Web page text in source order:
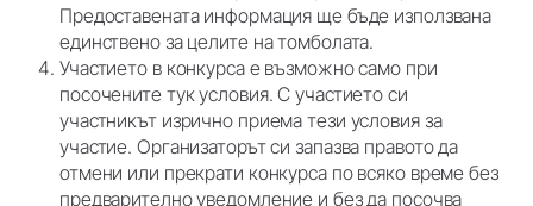
Предоставената информация ще бъде използвана
единствено за целите на томболата.
Участието в конкурса е възможно само при
посочените тук условия. С участието си
участникът изрично приема тези условия за
участие. Организаторът си запазва правото да
отмени или прекрати конкурса по всяко време без
предварително уведомление и без да посочва